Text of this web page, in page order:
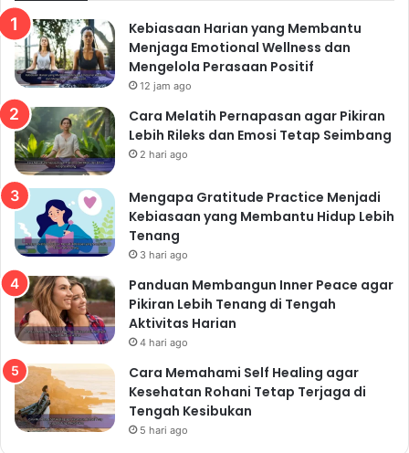
Kebiasaan Harian yang Membantu
Menjaga Emotional Wellness dan
Mengelola Perasaan Positif
12 jam ago
Cara Melatih Pernapasan agar Pikiran
Lebih Rileks dan Emosi Tetap Seimbang
2 hari ago
Mengapa Gratitude Practice Menjadi
Kebiasaan yang Membantu Hidup Lebih
Tenang
3 hari ago
Panduan Membangun Inner Peace agar
Pikiran Lebih Tenang di Tengah
Aktivitas Harian
4 hari ago
Cara Memahami Self Healing agar
Kesehatan Rohani Tetap Terjaga di
Tengah Kesibukan
5 hari ago